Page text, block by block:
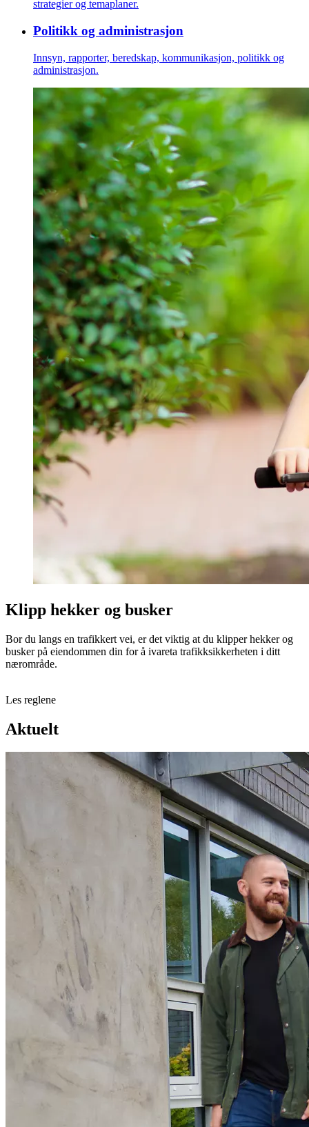
strategier og temaplaner.
Politikk og administrasjon
Innsyn, rapporter, beredskap, kommunikasjon, politikk og
administrasjon.
Klipp hekker og busker
Bor du langs en trafikkert vei, er det viktig at du klipper hekker og
busker på eiendommen din for å ivareta trafikksikkerheten i ditt
nærområde.
Les reglene
Aktuelt